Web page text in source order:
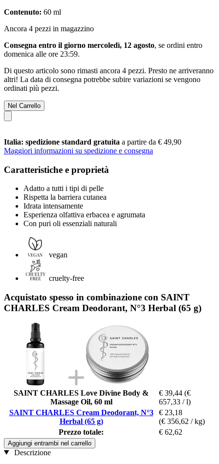
Contenuto: 60 ml
Ancora 4 pezzi in magazzino
Consegna entro il giorno mercoledì, 12 agosto, se ordini entro
domenica alle ore 23:59.
Di questo articolo sono rimasti ancora 4 pezzi. Presto ne arriveranno
altri! La data di consegna potrebbe subire variazioni se vengono
ordinati più pezzi.
Nel Carrello
Italia: spedizione standard gratuita a partire da € 49,90
Maggiori informazioni su spedizione e consegna
Caratteristiche e proprietà
Adatto a tutti i tipi di pelle
Rispetta la barriera cutanea
Idrata intensamente
Esperienza olfattiva erbacea e agrumata
Con puri oli essenziali naturali
vegan
cruelty-free
Acquistato spesso in combinazione con SAINT
CHARLES Cream Deodorant, N°3 Herbal (65 g)
SAINT CHARLES Love Divine Body &
Massage Oil, 60 ml
€ 39,44 (€
657,33 / l)
SAINT CHARLES Cream Deodorant, N°3
Herbal (65 g)
€ 23,18
(€ 356,62 / kg)
Prezzo totale:
€ 62,62
Aggiungi entrambi nel carrello
Descrizione